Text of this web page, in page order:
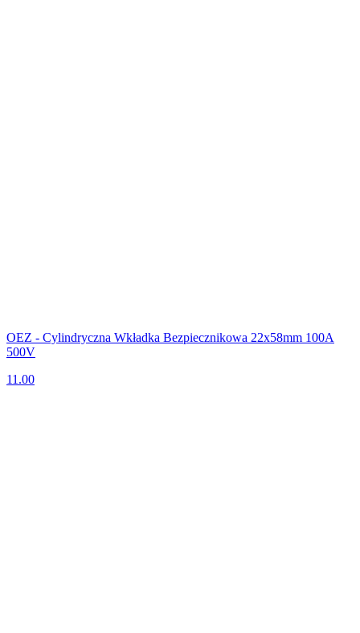
OEZ - Cylindryczna Wkładka Bezpiecznikowa 22x58mm 100A
500V
11.00